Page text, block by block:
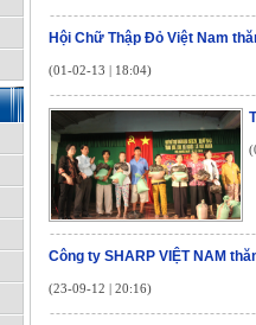
Hội Chữ Thập Đỏ Việt Nam
(01-02-13 | 18:04)
Công ty SHARP VIỆT NAM
(23-09-12 | 20:16)